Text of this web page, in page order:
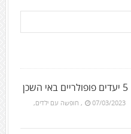
07/03/2023
, חופשה עם ילדים,